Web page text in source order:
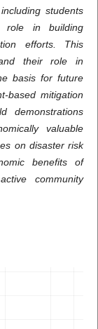
students
role in building
efforts. This
their role in
basis for future
based mitigation
demonstrations
valuable
on disaster risk
benefits of
community